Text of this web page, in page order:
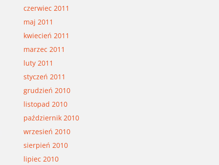
czerwiec 2011
maj 2011
kwiecień 2011
marzec 2011
luty 2011
styczeń 2011
grudzień 2010
listopad 2010
październik 2010
wrzesień 2010
sierpień 2010
lipiec 2010